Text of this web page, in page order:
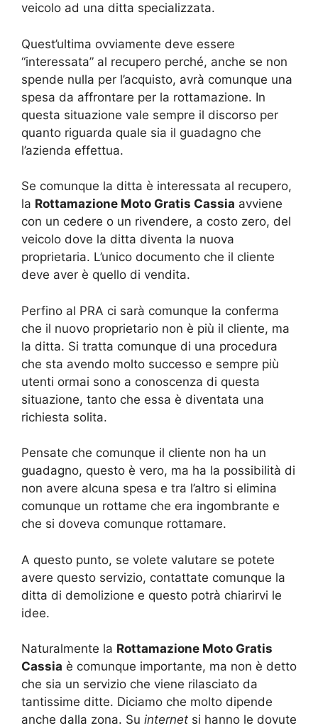
veicolo ad una ditta specializzata.
Quest’ultima ovviamente deve essere
“interessata” al recupero perché, anche se non
spende nulla per l’acquisto, avrà comunque una
spesa da affrontare per la rottamazione. In
questa situazione vale sempre il discorso per
quanto riguarda quale sia il guadagno che
l’azienda effettua.
Se comunque la ditta è interessata al recupero,
la Rottamazione Moto Gratis Cassia avviene
con un cedere o un rivendere, a costo zero, del
veicolo dove la ditta diventa la nuova
proprietaria. L’unico documento che il cliente
deve aver è quello di vendita.
Perfino al PRA ci sarà comunque la conferma
che il nuovo proprietario non è più il cliente, ma
la ditta. Si tratta comunque di una procedura
che sta avendo molto successo e sempre più
utenti ormai sono a conoscenza di questa
situazione, tanto che essa è diventata una
richiesta solita.
Pensate che comunque il cliente non ha un
guadagno, questo è vero, ma ha la possibilità di
non avere alcuna spesa e tra l’altro si elimina
comunque un rottame che era ingombrante e
che si doveva comunque rottamare.
A questo punto, se volete valutare se potete
avere questo servizio, contattate comunque la
ditta di demolizione e questo potrà chiarirvi le
idee.
Naturalmente la Rottamazione Moto Gratis
Cassia è comunque importante, ma non è detto
che sia un servizio che viene rilasciato da
tantissime ditte. Diciamo che molto dipende
anche dalla zona. Su internet si hanno le dovute